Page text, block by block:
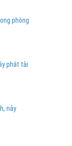
phòng
phát tài
nảy